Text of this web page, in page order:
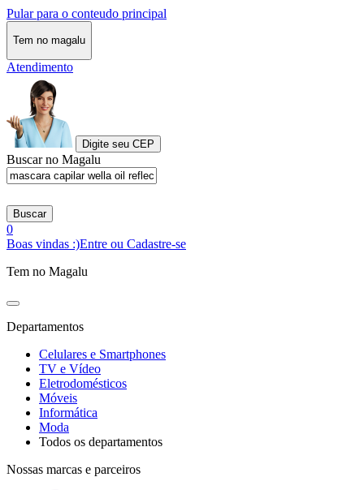
Pular para o conteudo principal
Tem no magalu
Atendimento
Digite seu CEP
Buscar no Magalu
Buscar
0
Boas vindas :)Entre ou Cadastre-se
Tem no Magalu
Departamentos
Celulares e Smartphones
TV e Vídeo
Eletrodomésticos
Móveis
Informática
Moda
Todos os departamentos
Nossas marcas e parceiros